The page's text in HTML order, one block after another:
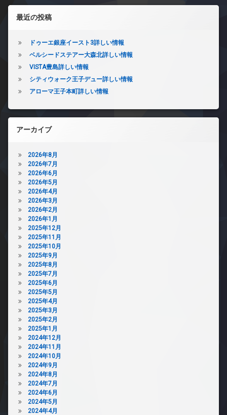
左サイドバー
最近の投稿
ドゥーエ銀座イースト3詳しい情報
ベルシードステアー大森北詳しい情報
VISTA豊島詳しい情報
シティウォーク王子デュー詳しい情報
アローマ王子本町詳しい情報
アーカイブ
2026年8月
2026年7月
2026年6月
2026年5月
2026年4月
2026年3月
2026年2月
2026年1月
2025年12月
2025年11月
2025年10月
2025年9月
2025年8月
2025年7月
2025年6月
2025年5月
2025年4月
2025年3月
2025年2月
2025年1月
2024年12月
2024年11月
2024年10月
2024年9月
2024年8月
2024年7月
2024年6月
2024年5月
2024年4月